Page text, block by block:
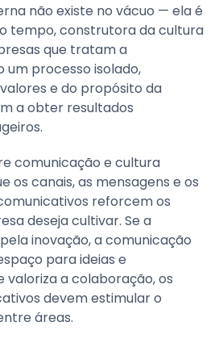
não existe no vácuo — ela é
tempo, construtora da cultura
que tratam a
processo isolado,
e do propósito da
a obter resultados
comunicação e cultura
os canais, as mensagens e os
reforcem os
deseja cultivar. Se a
inovação, a comunicação
para ideias e
valoriza a colaboração, os
devem estimular o
áreas.